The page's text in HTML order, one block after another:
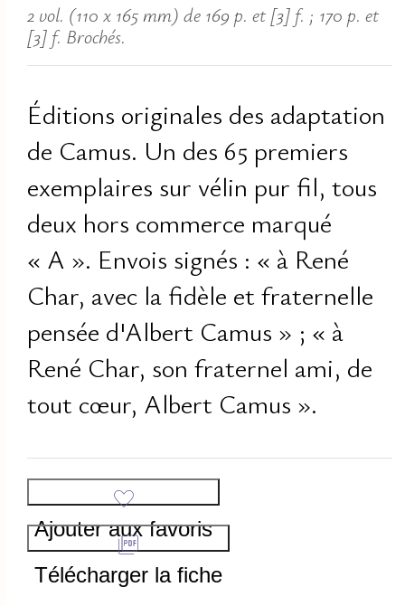
2 vol. (110 x 165 mm) de 169 p. et [3] f. ; 170 p. et
[3] f. Brochés.
Éditions originales des adaptation
de Camus. Un des 65 premiers
exemplaires sur vélin pur fil, tous
deux hors commerce marqué
« A ». Envois signés : « à René
Char, avec la fidèle et fraternelle
pensée d'Albert Camus » ; « à
René Char, son fraternel ami, de
tout cœur, Albert Camus ».
Ajouter aux favoris
Télécharger la fiche